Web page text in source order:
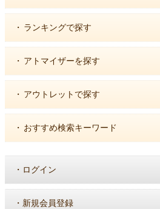
・ ランキングで探す
・ アトマイザーを探す
・ アウトレットで探す
・ おすすめ検索キーワード
・ ログイン
・ 新規会員登録